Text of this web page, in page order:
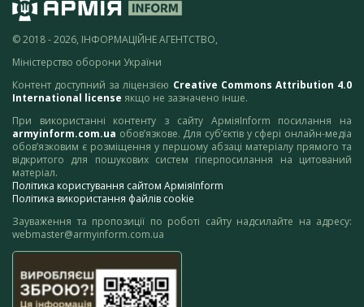
© 2018 - 2026, ІНФОРМАЦІЙНЕ АГЕНТСТВО,
Міністерство оборони України
Контент доступний за ліцензією Creative Commons Attribution 4.0
International license якщо не зазначено інше.
При використанні контенту з сайту АрміяInform посилання на
armyinform.com.ua обов’язкове. Для суб’єктів у сфері онлайн-медіа
обов’язковим є розміщення у першому абзаці матеріалу прямого та
відкритого для пошукових систем гіперпосилання на цитований
матеріал.
Політика користування сайтом АрміяInform
Політика використання файлів cookie
Зауваження та пропозиції по роботі сайту надсилайте на адресу:
webmaster@armyinform.com.ua